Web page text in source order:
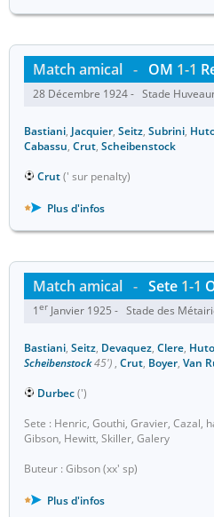
Match amical - OM 1-1
28 Décembre 1924 - Stade
Bastiani, Jacquier, Seitz, Subrini,
Cabassu, Crut, Scheibenstock
Crut(' sur penalty)
Plus d'infos
Match amical - Sete 1-1
1er Janvier 1925 - Stade des
Bastiani, Seitz, Devaquez, Clere,
Scheibenstock45') , Crut, Boyer, Van
Durbec(')
Sete : Henric, Gouthi, Gravier, Cazal,
Gibson, Hewitt, Skiller, Galery
Buteur : Gibson (xx' sp)
Plus d'infos